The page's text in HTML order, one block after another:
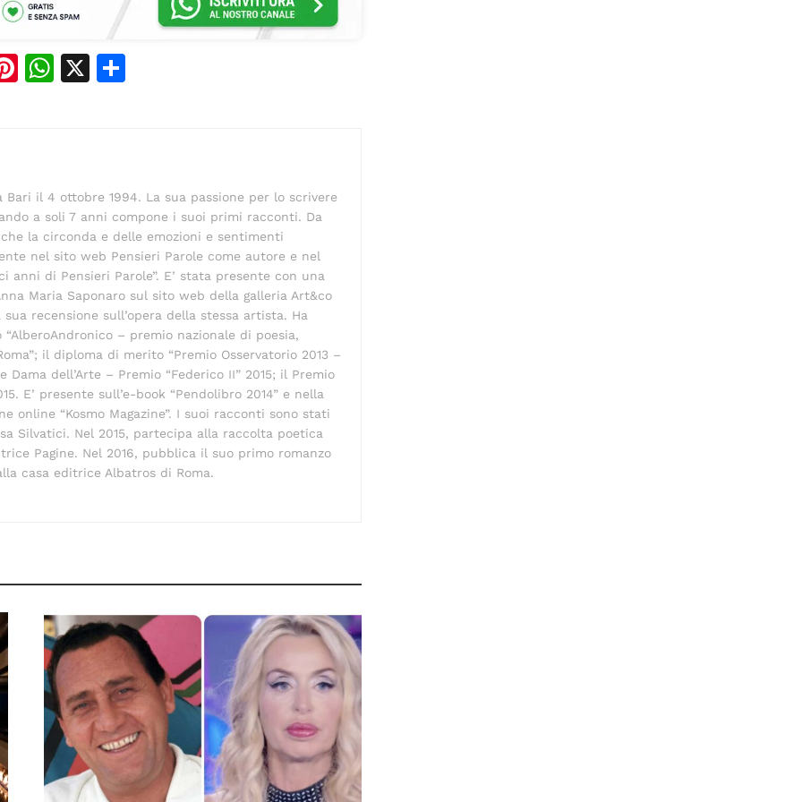
Pi W
p
p
X
di
Bari il 4 ottobre 1994. La sua passione per lo scrivere
a soli 7 anni compone i suoi primi racconti. Da
la circonda e delle emozioni e sentimenti
nel sito web Pensieri Parole come autore e nel
anni di Pensieri Parole”. E’ stata presente con una
Maria Saponaro sul sito web della galleria Art&co
recensione sull’opera della stessa artista. Ha
– premio nazionale di poesia,
il diploma di merito “Premio Osservatorio 2013 –
Dama dell’Arte – Premio “Federico II” 2015; il Premio
E’ presente sull’e-book “Pendolibro 2014” e nella
online “Kosmo Magazine”. I suoi racconti sono stati
Silvatici. Nel 2015, partecipa alla raccolta poetica
Pagine. Nel 2016, pubblica il suo primo romanzo
casa editrice Albatros di Roma.